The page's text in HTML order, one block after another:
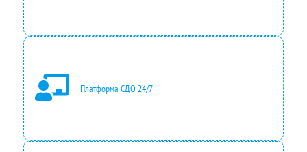
Платформа СДО 24/7